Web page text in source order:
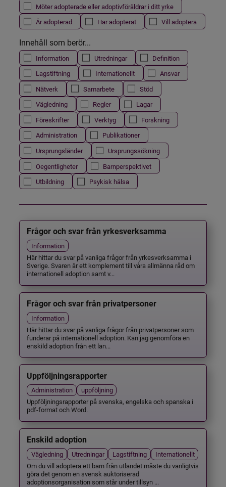
Möter adopterade eller adoptivföräldrar i ditt yrke
Är adopterad
Har adopterat Vill adoptera
Innehåll som berör...
Information Utredningar
Definition
Lagstiftning
Internationellt
Ansvar
Nätverk
Samarbete
Stöd
Vägledning
Regler
Lagar
Föreskrifter
Verktyg
Forskning
Administration
Publikationer
Ursprungsländer
Ursprungssökning
Oegentligheter
Barnperspektivet
Utbildning
Psykisk hälsa
Frågor och svar från yrkesverksamma
Information
Här hittar du svar på vanliga frågor från yrkesverksamma i
Sverige. Svaren är ett komplement till våra allmänna råd om
internationell adoption samt v...
Frågor och svar från privatpersoner
Information
Här hittar du svar på vanliga frågor från privatpersoner som
funderar på internationell adoption. Kan jag genomföra en
enskild adoption från ett lan...
Uppföljningsrapporter
Administration
uppföljning
Uppföljningsrapporter på svenska, engelska och spanska i
pdf-format och Word.
Enskild adoption
Vägledning Utredningar Lagstiftning
Internationellt
Om du vill adoptera ett barn från utlandet måste du vanligtvis
göra det genom en svensk auktoriserad
adoptionsorganisation som står under tillsyn ...